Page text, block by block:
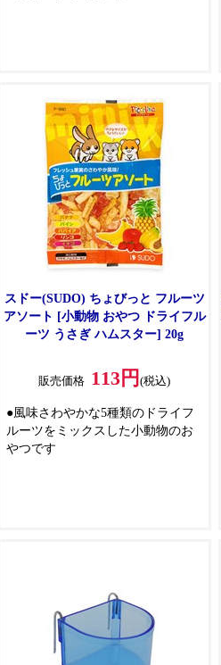
スドー(SUDO) ちょびっと フルーツ
アソート [小動物 おやつ ドライフル
ーツ うさぎ ハムスター] 20g
販売価格 113円 (税込)
●風味さわやかな5種類のドライフ
ルーツをミックスした小動物のお
やつです